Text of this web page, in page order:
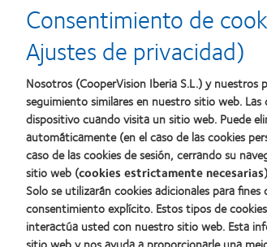
al
producto
con
MyDay™
2010:
Mejor
empresa
para
el
desarrollo
del
liderazgo
Nuestros productos
Encuentre su lente
Tecnología para lentes de contacto
Consentimiento de
Ajustes de privacidad)
Nosotros (CooperVision Iberia S.L.) y
seguimiento similares en nuestro sitio web.
dispositivo cuando visita un sitio web. Puede
automáticamente (en el caso de las cookies
caso de las cookies de sesión, cerrando su
sitio web (cookies estrictamente necesarias
Solo se utilizarán cookies adicionales para
consentimiento explícito. Estos tipos de
interactúa usted con nuestro sitio web. Esta